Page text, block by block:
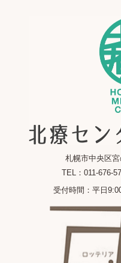
札幌市中央区
TEL：011-676-
受付時間：平日